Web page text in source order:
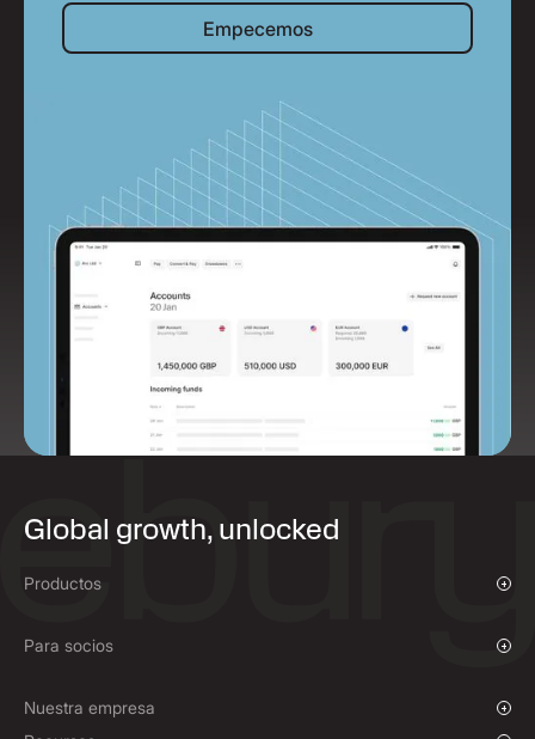
Empecemos
Empecemos
Global growth, unlocked
Productos
Para socios
Nuestra empresa